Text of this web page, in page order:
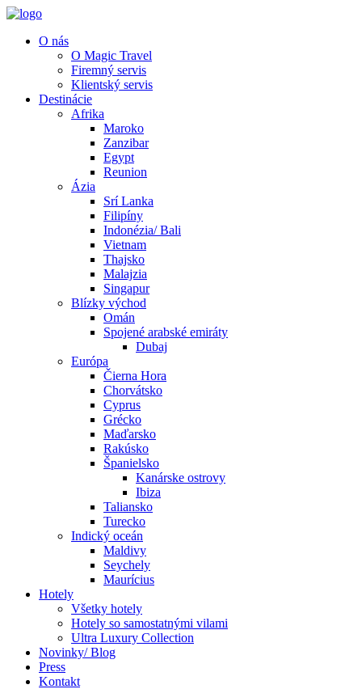
O nás
O Magic Travel
Firemný servis
Klientský servis
Destinácie
Afrika
Maroko
Zanzibar
Egypt
Reunion
Ázia
Srí Lanka
Filipíny
Indonézia/ Bali
Vietnam
Thajsko
Malajzia
Singapur
Blízky východ
Omán
Spojené arabské emiráty
Dubaj
Európa
Čierna Hora
Chorvátsko
Cyprus
Grécko
Maďarsko
Rakúsko
Španielsko
Kanárske ostrovy
Ibiza
Taliansko
Turecko
Indický oceán
Maldivy
Seychely
Maurícius
Hotely
Všetky hotely
Hotely so samostatnými vilami
Ultra Luxury Collection
Novinky/ Blog
Press
Kontakt